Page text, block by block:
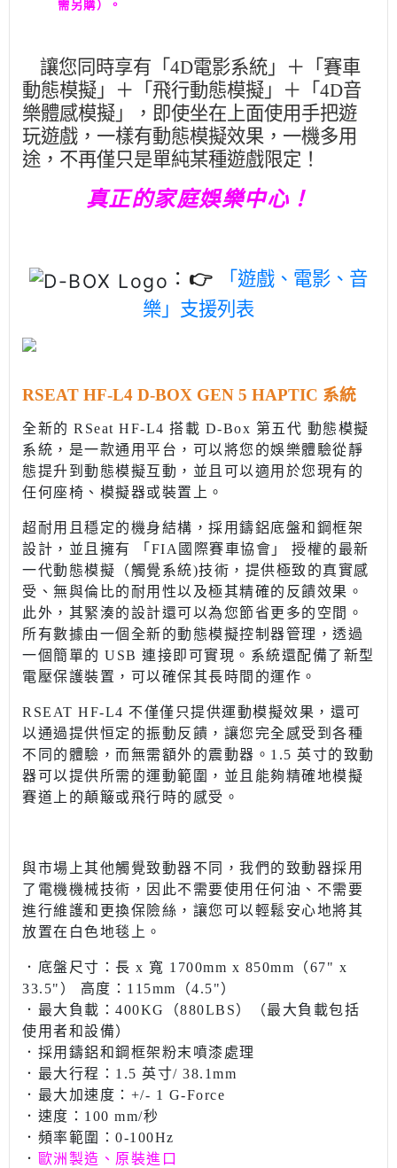
需另購）。
讓您同時享有「4D電影系統」＋「賽車
動態模擬」＋「飛行動態模擬」＋「4D音
樂體感模擬」，即使坐在上面使用手把遊
玩遊戲，一樣有動態模擬效果，一機多用
途，不再僅只是單純某種遊戲限定！
真正的家庭娛樂中心！
： 👉
「遊戲、電影、音
樂」支援列表
RSEAT HF-L4 D-BOX GEN 5 HAPTIC 系統
全新的 RSeat HF-L4 搭載 D-Box 第五代 動態模擬
系統，是一款通用平台，可以將您的娛樂體驗從靜
態提升到動態模擬互動，並且可以適用於您現有的
任何座椅、模擬器或裝置上。
超耐用且穩定的機身結構，採用鑄鋁底盤和鋼框架
設計，並且擁有 「FIA國際賽車協會」 授權的最新
一代動態模擬（觸覺系統)技術，提供極致的真實感
受、無與倫比的耐用性以及極其精確的反饋效果。
此外，其緊湊的設計還可以為您節省更多的空間。
所有數據由一個全新的動態模擬控制器管理，透過
一個簡單的 USB 連接即可實現。系統還配備了新型
電壓保護裝置，可以確保其長時間的運作。
RSEAT HF-L4 不僅僅只提供運動模擬效果，還可
以通過提供恒定的振動反饋，讓您完全感受到各種
不同的體驗，而無需額外的震動器。1.5 英寸的致動
器可以提供所需的運動範圍，並且能夠精確地模擬
賽道上的顛簸或飛行時的感受。
與市場上其他觸覺致動器不同，我們的致動器採用
了電機機械技術，因此不需要使用任何油、不需要
進行維護和更換保險絲，讓您可以輕鬆安心地將其
放置在白色地毯上。
．底盤尺寸：長 x 寬 1700mm x 850mm（67" x
33.5"） 高度：115mm（4.5"）
．最大負載：400KG（880LBS）（最大負載包括
使用者和設備）
．採用鑄鋁和鋼框架粉末噴漆處理
．最大行程：1.5 英寸/ 38.1mm
．最大加速度：+/- 1 G-Force
．速度：100 mm/秒
．頻率範圍：0-100Hz
． 歐洲製造、原裝進口